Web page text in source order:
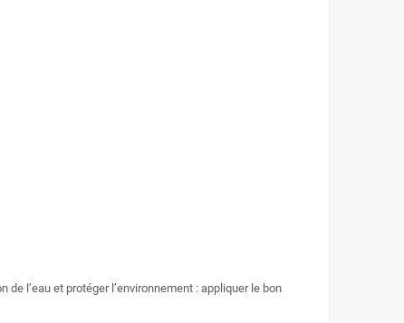
l’eau et protéger l’environnement : appliquer le bon